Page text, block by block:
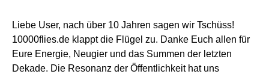
Liebe User, nach über 10 Jahren sagen wir Tschüss!
10000flies.de klappt die Flügel zu. Danke Euch allen für
Eure Energie, Neugier und das Summen der letzten
Dekade. Die Resonanz der Öffentlichkeit hat uns